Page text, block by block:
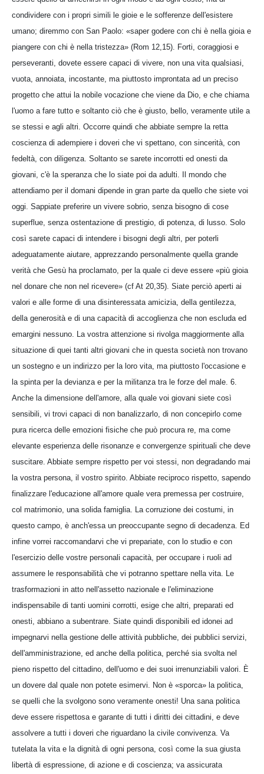
condividere con i propri simili le gioie e le sofferenze dell'esistere
umano; diremmo con San Paolo: «saper godere con chi è nella gioia e
piangere con chi è nella tristezza» (Rom 12,15). Forti, coraggiosi e
perseveranti, dovete essere capaci di vivere, non una vita qualsiasi,
vuota, annoiata, incostante, ma piuttosto improntata ad un preciso
progetto che attui la nobile vocazione che viene da Dio, e che chiama
l'uomo a fare tutto e soltanto ciò che è giusto, bello, veramente utile a
se stessi e agli altri. Occorre quindi che abbiate sempre la retta
coscienza di adempiere i doveri che vi spettano, con sincerità, con
fedeltà, con diligenza. Soltanto se sarete incorrotti ed onesti da
giovani, c'è la speranza che lo siate poi da adulti. Il mondo che
attendiamo per il domani dipende in gran parte da quello che siete voi
oggi. Sappiate preferire un vivere sobrio, senza bisogno di cose
superflue, senza ostentazione di prestigio, di potenza, di lusso. Solo
così sarete capaci di intendere i bisogni degli altri, per poterli
adeguatamente aiutare, apprezzando personalmente quella grande
verità che Gesù ha proclamato, per la quale ci deve essere «più gioia
nel donare che non nel ricevere» (cf At 20,35). Siate perciò aperti ai
valori e alle forme di una disinteressata amicizia, della gentilezza,
della generosità e di una capacità di accoglienza che non escluda ed
emargini nessuno. La vostra attenzione si rivolga maggiormente alla
situazione di quei tanti altri giovani che in questa società non trovano
un sostegno e un indirizzo per la loro vita, ma piuttosto l'occasione e
la spinta per la devianza e per la militanza tra le forze del male. 6.
Anche la dimensione dell'amore, alla quale voi giovani siete così
sensibili, vi trovi capaci di non banalizzarlo, di non concepirlo come
pura ricerca delle emozioni fisiche che può procura re, ma come
elevante esperienza delle risonanze e convergenze spirituali che deve
suscitare. Abbiate sempre rispetto per voi stessi, non degradando mai
la vostra persona, il vostro spirito. Abbiate reciproco rispetto, sapendo
finalizzare l'educazione all'amore quale vera premessa per costruire,
col matrimonio, una solida famiglia. La corruzione dei costumi, in
questo campo, è anch'essa un preoccupante segno di decadenza. Ed
infine vorrei raccomandarvi che vi prepariate, con lo studio e con
l'esercizio delle vostre personali capacità, per occupare i ruoli ad
assumere le responsabilità che vi potranno spettare nella vita. Le
trasformazioni in atto nell'assetto nazionale e l'eliminazione
indispensabile di tanti uomini corrotti, esige che altri, preparati ed
onesti, abbiano a subentrare. Siate quindi disponibili ed idonei ad
impegnarvi nella gestione delle attività pubbliche, dei pubblici servizi,
dell'amministrazione, ed anche della politica, perché sia svolta nel
pieno rispetto del cittadino, dell'uomo e dei suoi irrenunziabili valori. È
un dovere dal quale non potete esimervi. Non è «sporca» la politica,
se quelli che la svolgono sono veramente onesti! Una sana politica
deve essere rispettosa e garante di tutti i diritti dei cittadini, e deve
assolvere a tutti i doveri che riguardano la civile convivenza. Va
tutelata la vita e la dignità di ogni persona, così come la sua giusta
libertà di espressione, di azione e di coscienza; va assicurata